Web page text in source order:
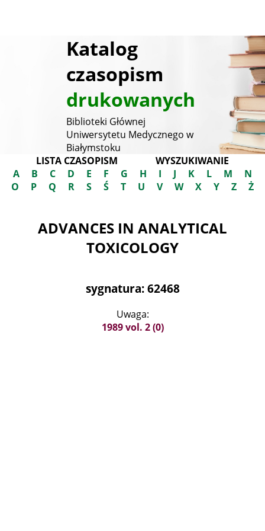
Katalog
czasopism
drukowanych
Biblioteki Głównej
Uniwersytetu Medycznego w
Białymstoku
LISTA CZASOPISM
WYSZUKIWANIE
A
B C D E F G H I J K L M
N
O
P Q R S Ś T U V W X Y Z Ż
ADVANCES IN ANALYTICAL
TOXICOLOGY
sygnatura: 62468
Uwaga:
1989 vol. 2 (0)